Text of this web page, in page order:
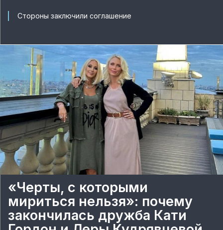
Стороны заключили соглашение
«Черты, с которыми
мириться нельзя»: почему
закончилась дружба Кати